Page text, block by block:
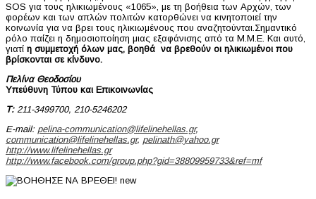
SOS για τους ηλικιωμένους «1065», με τη βοήθεια των Αρχών, των
φορέων και των απλών πολιτών κατορθώνει να κινητοποιεί την
κοινωνία για να βρει τους ηλικιωμένους που αναζητούνται.Σημαντικό
ρόλο παίζει η δημοσιοποίηση μιας εξαφάνισης από τα Μ.Μ.Ε. Και αυτό,
γιατί η συμμετοχή όλων μας, βοηθά να βρεθούν οι ηλικιωμένοι που
βρίσκονται σε κίνδυνο.
Πελίνα Θεοδοσίου
Υπεύθυνη Τύπου και Επικοινωνίας
Τ:211-3499700, 210-5246202
E-mail: pelina-communication@lifelinehellas.gr,
communication@lifelinehellas.gr, pelinath@yahoo.gr
http://www.lifelinehellas.gr
http://www.facebook.com/group.php?gid=38809959733&ref=mf